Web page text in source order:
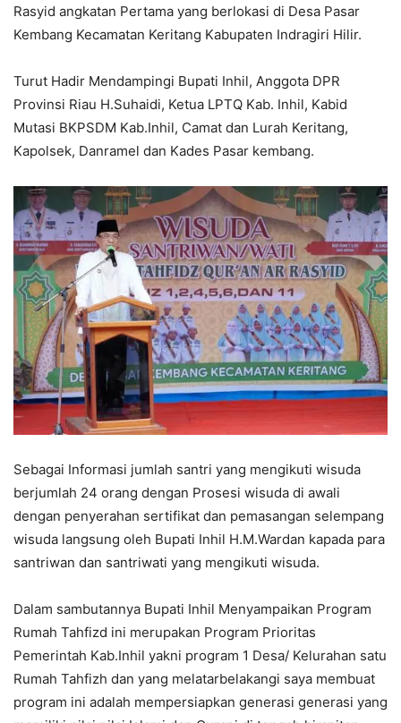
Rasyid angkatan Pertama yang berlokasi di Desa Pasar
Kembang Kecamatan Keritang Kabupaten Indragiri Hilir.
Turut Hadir Mendampingi Bupati Inhil, Anggota DPR
Provinsi Riau H.Suhaidi, Ketua LPTQ Kab. Inhil, Kabid
Mutasi BKPSDM Kab.Inhil, Camat dan Lurah Keritang,
Kapolsek, Danramel dan Kades Pasar kembang.
Sebagai Informasi jumlah santri yang mengikuti wisuda
berjumlah 24 orang dengan Prosesi wisuda di awali
dengan penyerahan sertifikat dan pemasangan selempang
wisuda langsung oleh Bupati Inhil H.M.Wardan kapada para
santriwan dan santriwati yang mengikuti wisuda.
Dalam sambutannya Bupati Inhil Menyampaikan Program
Rumah Tahfizd ini merupakan Program Prioritas
Pemerintah Kab.Inhil yakni program 1 Desa/ Kelurahan satu
Rumah Tahfizh dan yang melatarbelakangi saya membuat
program ini adalah mempersiapkan generasi generasi yang